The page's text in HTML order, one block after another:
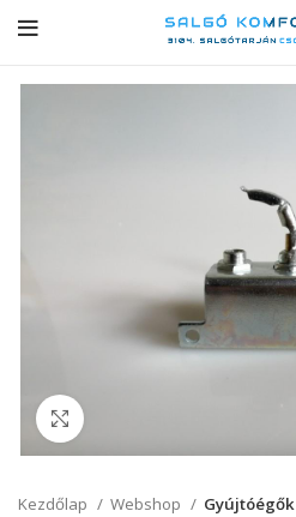
Kezdőlap Webshop Gyújtóégők